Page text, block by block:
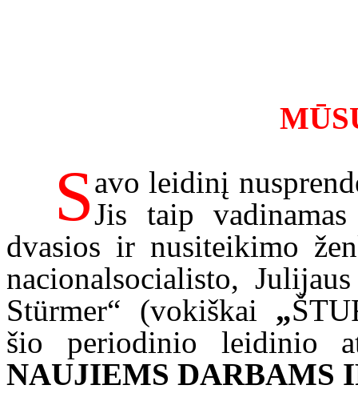
Savo leidinį
Jis taip
dvasios ir nusiteikimo
nacionalsocialisto,
Stürmer“ (vokiškai „
šio periodinio leidinio
NAUJIEMS DARBAMS